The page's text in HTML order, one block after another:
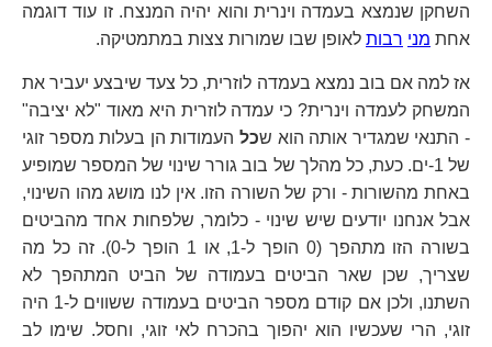
השחקן שנמצא בעמדה וינרית והוא יהיה המנצח. זו עוד דוגמה
אחת מני רבות לאופן שבו שמורות צצות במתמטיקה.
אז למה אם בוב נמצא בעמדה לוזרית, כל צעד שיבצע יעביר את
המשחק לעמדה וינרית? כי עמדה לוזרית היא מאוד "לא יציבה"
- התנאי שמגדיר אותה הוא שכל העמודות הן בעלות מספר זוגי
של 1-ים. כעת, כל מהלך של בוב גורר שינוי של המספר שמופיע
באחת מהשורות - ורק של השורה הזו. אין לנו מושג מהו השינוי,
אבל אנחנו יודעים שיש שינוי - כלומר, שלפחות אחד מהביטים
בשורה הזו מתהפך (0 הופך ל-1, או 1 הופך ל-0). זה כל מה
שצריך, שכן שאר הביטים בעמודה של הביט המתהפך לא
השתנו, ולכן אם קודם מספר הביטים בעמודה ששווים ל-1 היה
זוגי, הרי שעכשיו הוא יהפוך בהכרח לאי זוגי, וחסל. שימו לב